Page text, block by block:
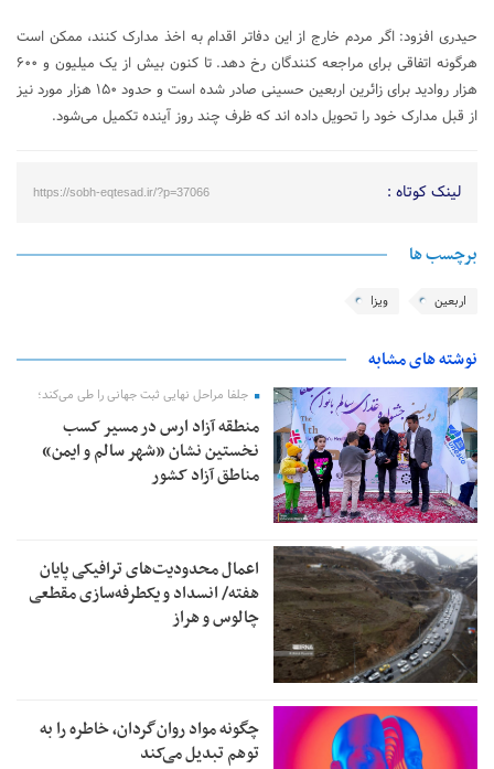
حیدری افزود: اگر مردم خارج از این دفاتر اقدام به اخذ مدارک کنند، ممکن است
هرگونه اتفاقی برای مراجعه کنندگان رخ دهد. تا کنون بیش از یک میلیون و ۶۰۰
هزار روادید برای زائرین اربعین حسینی صادر شده است و حدود ۱۵۰ هزار مورد نیز
از قبل مدارک خود را تحویل داده اند که ظرف چند روز آینده تکمیل می‌شود.
لینک کوتاه : https://sobh-eqtesad.ir/?p=37066
برچسب ها
اربعین ویزا
نوشته های مشابه
جلفا مراحل نهایی ثبت جهانی را طی می‌کند؛
منطقه آزاد ارس در مسیر کسب
نخستین نشان «شهر سالم و ایمن»
مناطق آزاد کشور
اعمال محدودیت‌های ترافیکی پایان
هفته/ انسداد و یکطرفه‌سازی مقطعی
چالوس و هراز
چگونه مواد روان‌گردان، خاطره را به
توهم تبدیل می‌کند